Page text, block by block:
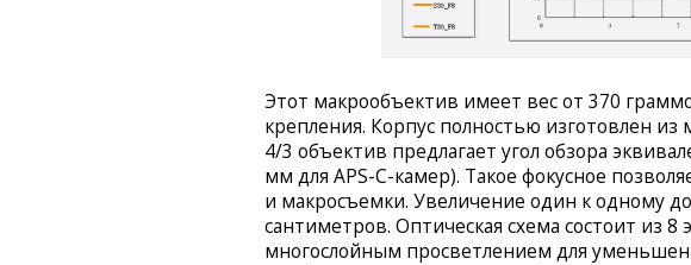
Этот макрообъектив имеет вес от 370
крепления. Корпус полностью изготовлен из
4/3 объектив предлагает угол обзора
мм для APS-C-камер). Такое фокусное
и макросъемки. Увеличение один к одному
сантиметров. Оптическая схема состоит из
многослойным просветлением для